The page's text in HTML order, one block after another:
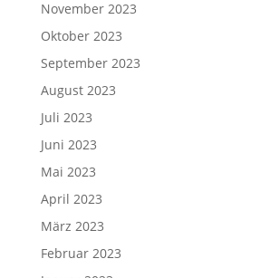
November 2023
Oktober 2023
September 2023
August 2023
Juli 2023
Juni 2023
Mai 2023
April 2023
März 2023
Februar 2023